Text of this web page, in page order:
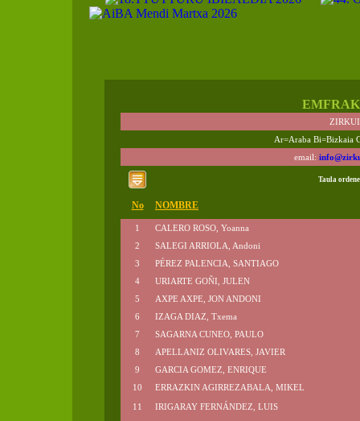
Ar=Araba Bi=Bizkaia
email:
Taula
No NOMBRE
1
CALERO ROSO, Yoanna
2
SALEGI ARRIOLA, Andoni
3
PÉREZ PALENCIA, SANTIAGO
4
URIARTE GOÑI, JULEN
5
AXPE AXPE, JON ANDONI
6
IZAGA DIAZ, Txema
7
SAGARNA CUNEO, PAULO
8
APELLANIZ OLIVARES, JAVIER
9
GARCIA GOMEZ, ENRIQUE
10
ERRAZKIN AGIRREZABALA, MIKEL
11
IRIGARAY FERNÁNDEZ, LUIS